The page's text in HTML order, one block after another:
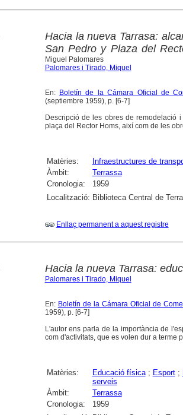
Hacia la nueva Tarrasa:
San Pedro y Plaza del
Miguel Palomares
Palomares i Tirado, Miquel
En: Boletín de la Cámara Oficial de
(septiembre 1959), p. [6-7]
Descripció de les obres de remodelació
plaça del Rector Homs, així com de les
Matèries: Infraestructures de
Àmbit:
Terrassa
Cronologia:
1959
Localització: Biblioteca Central de
Enllaç permanent a aquest registre
Hacia la nueva Tarrasa:
Palomares i Tirado, Miquel
En: Boletín de la Cámara Oficial de
1959), p. [6-7]
L'autor ens parla de la importància de
com d'activitats, que es volen dur a terme
Matèries: Educació física; Esport;
serveis
Àmbit:
Terrassa
Cronologia:
1959